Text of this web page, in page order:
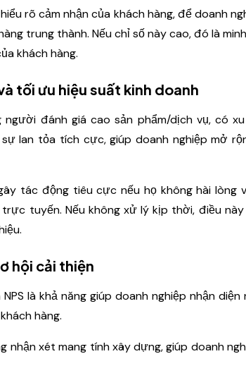
rõ cảm nhận của khách hàng, để doanh
trung thành. Nếu chỉ số này cao, đó là
khách hàng.
tối ưu hiệu suất kinh doanh
người đánh giá cao sản phẩm/dịch vụ, có
lan tỏa tích cực, giúp doanh nghiệp mở
tác động tiêu cực nếu họ không hài lòng
tuyến. Nếu không xử lý kịp thời, điều
hội cải thiện
là khả năng giúp doanh nghiệp nhận
hàng.
nhận xét mang tính xây dựng, giúp doanh